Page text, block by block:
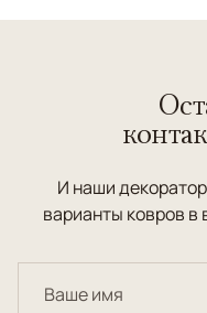
И наши
варианты ковров